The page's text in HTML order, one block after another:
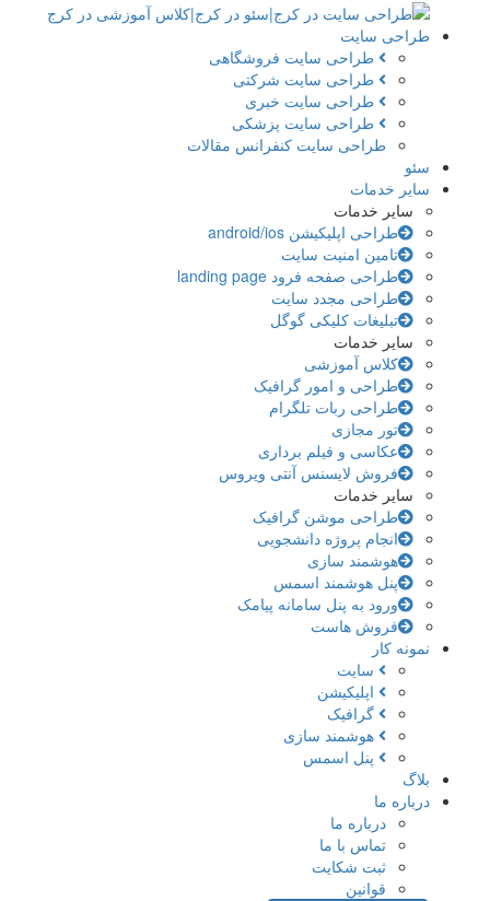
طراحی سایت
طراحی سایت فروشگاهی
طراحی سایت شرکتی
طراحی سایت خبری
طراحی سایت پزشکی
طراحی سایت کنفرانس مقالات
سئو
سایر خدمات
سایر خدمات
طراحی اپلیکیشن android/ios
تامین امنیت سایت
طراحی صفحه فرود landing page
طراحی مجدد سایت
تبلیغات کلیکی گوگل
سایر خدمات
کلاس آموزشی
طراحی و امور گرافیک
طراحی ربات تلگرام
تور مجازی
عکاسی و فیلم برداری
فروش لایسنس آنتی ویروس
سایر خدمات
طراحی موشن گرافیک
انجام پروژه دانشجویی
هوشمند سازی
پنل هوشمند اسمس
ورود به پنل سامانه پیامک
فروش هاست
نمونه کار
سایت
اپلیکیشن
گرافیک
هوشمند سازی
پنل اسمس
بلاگ
درباره ما
درباره ما
تماس با ما
ثبت شکایت
قوانین